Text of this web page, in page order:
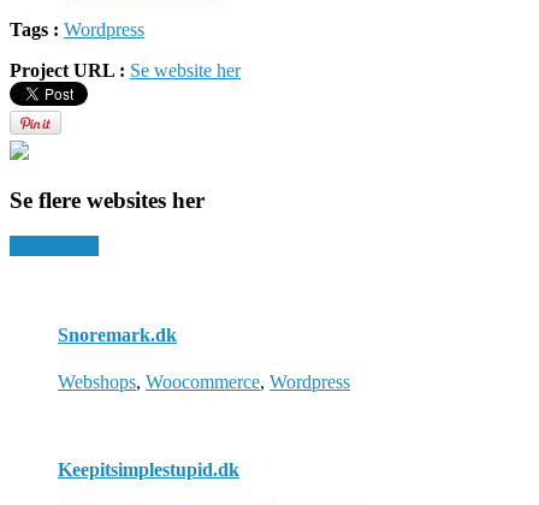
Tags : Wordpress
Project URL : Se website her
Se flere websites her
Snoremark.dk
Webshops, Woocommerce, Wordpress
Keepitsimplestupid.dk